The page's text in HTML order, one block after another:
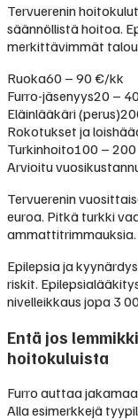
Tervuerenin
säännöllistä hoitoa.
merkittävimmät
Ruoka60 – 90 €/kk
Furro-jäsenyys20 –
Eläinlääkäri (perus)
Rokotukset ja
Turkinhoito100 –
Arvioitu
Tervuerenin
euroa. Pitkä turkki
ammattitrimmauksia.
Epilepsia ja
riskit.
nivelleikkaus jopa 3
Entä jos
hoitokuluista
Furro auttaa
Alla esimerkkejä